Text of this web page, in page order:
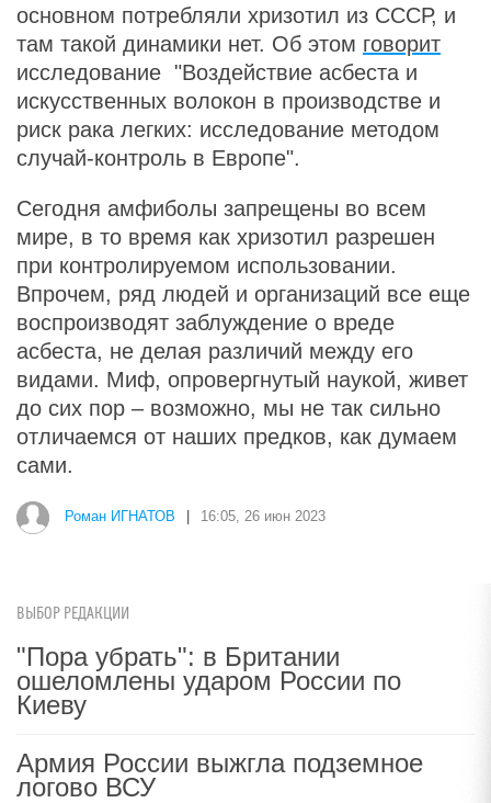
основном потребляли хризотил из СССР, и
там такой динамики нет. Об этом говорит
исследование "Воздействие асбеста и
искусственных волокон в производстве и
риск рака легких: исследование методом
случай-контроль в Европе".
Сегодня амфиболы запрещены во всем
мире, в то время как хризотил разрешен
при контролируемом использовании.
Впрочем, ряд людей и организаций все еще
воспроизводят заблуждение о вреде
асбеста, не делая различий между его
видами. Миф, опровергнутый наукой, живет
до сих пор – возможно, мы не так сильно
отличаемся от наших предков, как думаем
сами.
Роман ИГНАТОВ 16:05, 26 июн 2023
ВЫБОР РЕДАКЦИИ
"Пора убрать": в Британии
ошеломлены ударом России по
Киеву
Армия России выжгла подземное
логово ВСУ